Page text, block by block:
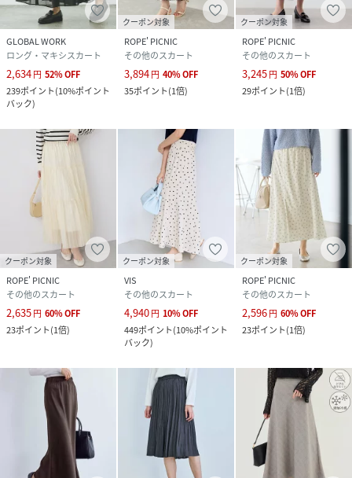
GLOBAL WORK
ロング・マキシスカート
2,634円 52%OFF
239ポイント(10%ポイント
バック)
クーポン対象
ROPE' PICNIC
その他のスカート
3,894円 40%OFF
35ポイント(1倍)
クーポン対象
ROPE' PICNIC
その他のスカート
3,245円 50%OFF
29ポイント(1倍)
クーポン対象
ROPE' PICNIC
その他のスカート
2,635円 60%OFF
23ポイント(1倍)
クーポン対象
VIS
その他のスカート
4,940円 10%OFF
449ポイント(10%ポイント
バック)
クーポン対象
ROPE' PICNIC
その他のスカート
2,596円 60%OFF
23ポイント(1倍)